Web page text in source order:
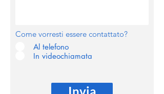
Come vorresti essere contattato?
Al telefono
In videochiamata